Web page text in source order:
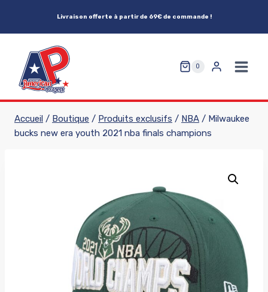
Livraison offerte à partir de 69€ de commande !
0
Accueil / Boutique / Produits exclusifs / NBA / Milwaukee
bucks new era youth 2021 nba finals champions